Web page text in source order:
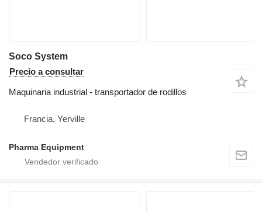
Soco System
Precio a consultar
Maquinaria industrial - transportador de rodillos
Francia, Yerville
Pharma Equipment